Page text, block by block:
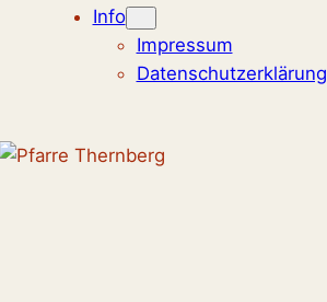
Info
Impressum
Datenschutzerklärung